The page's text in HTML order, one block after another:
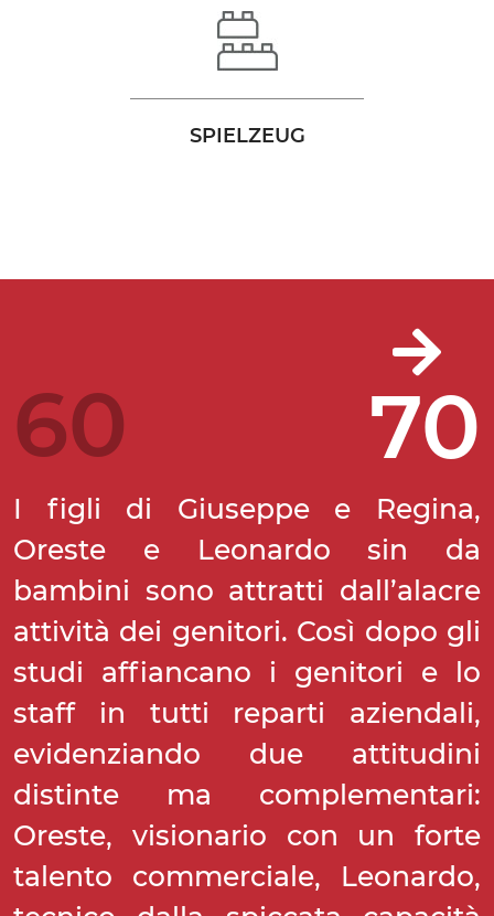
SPIELZEUG
I figli di Giuseppe e Regina,
Oreste e Leonardo sin da
bambini sono attratti dall’alacre
attività dei genitori. Così dopo gli
studi affiancano i genitori e lo
staff in tutti reparti aziendali,
evidenziando due attitudini
distinte ma complementari:
Oreste, visionario con un forte
talento commerciale, Leonardo,
60 70